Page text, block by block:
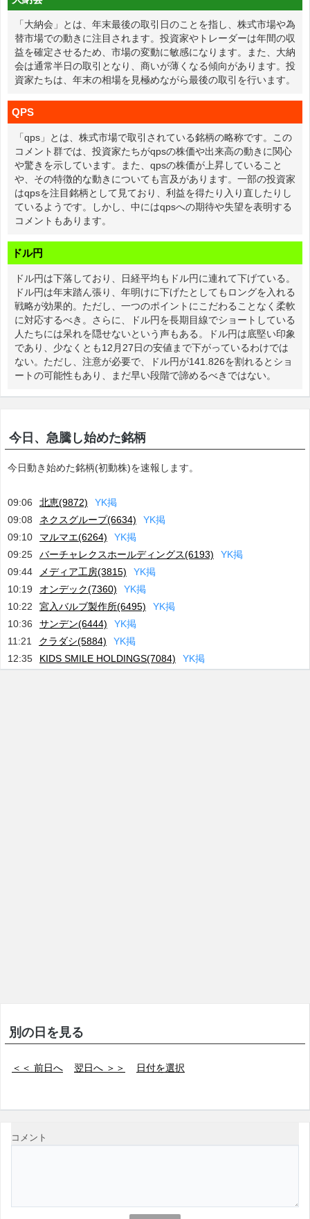
「大納会」とは、年末最後の取引日のことを指し、株式市場や為
替市場での動きに注目されます。投資家やトレーダーは年間の収
益を確定させるため、市場の変動に敏感になります。また、大納
会は通常半日の取引となり、商いが薄くなる傾向があります。投
資家たちは、年末の相場を見極めながら最後の取引を行います。
QPS
「qps」とは、株式市場で取引されている銘柄の略称です。この
コメント群では、投資家たちがqpsの株価や出来高の動きに関心
や驚きを示しています。また、qpsの株価が上昇していること
や、その特徴的な動きについても言及があります。一部の投資家
はqpsを注目銘柄として見ており、利益を得たり入り直したりし
ているようです。しかし、中にはqpsへの期待や失望を表明する
コメントもあります。
ドル円
ドル円は下落しており、日経平均もドル円に連れて下げている。
ドル円は年末踏ん張り、年明けに下げたとしてもロングを入れる
戦略が効果的。ただし、一つのポイントにこだわることなく柔軟
に対応するべき。さらに、ドル円を長期目線でショートしている
人たちには呆れを隠せないという声もある。ドル円は底堅い印象
であり、少なくとも12月27日の安値まで下がっているわけでは
ない。ただし、注意が必要で、ドル円が141.826を割れるとショ
ートの可能性もあり、まだ早い段階で諦めるべきではない。
今日、急騰し始めた銘柄
今日動き始めた銘柄(初動株)を速報します。
09:06 北恵(9872) YK掲
09:08
ネクスグループ(6634) YK掲
09:10
マルマエ(6264) YK掲
09:25
バーチャレクスホールディングス(6193) YK掲
09:44
メディア工房(3815) YK掲
10:19
オンデック(7360) YK掲
10:22
宮入バルブ製作所(6495) YK掲
10:36
サンデン(6444) YK掲
11:21
クラダシ(5884) YK掲
12:35
KIDS SMILE HOLDINGS(7084) YK掲
別の日を見る
＜＜ 前日へ 翌日へ ＞＞ 日付を選択
コメント